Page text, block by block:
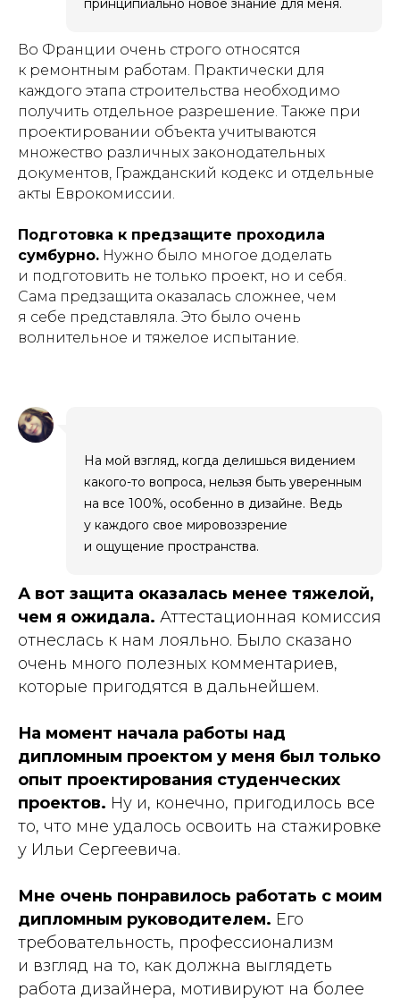
принципиально новое знание для меня.
Во Франции очень строго относятся
к ремонтным работам. Практически для
каждого этапа строительства необходимо
получить отдельное разрешение. Также при
проектировании объекта учитываются
множество различных законодательных
документов, Гражданский кодекс и отдельные
акты Еврокомиссии.
Подготовка к предзащите проходила
сумбурно. Нужно было многое доделать
и подготовить не только проект, но и себя.
Сама предзащита оказалась сложнее, чем
я себе представляла. Это было очень
волнительное и тяжелое испытание.
На мой взгляд, когда делишься видением
какого-то вопроса, нельзя быть уверенным
на все 100%, особенно в дизайне. Ведь
у каждого свое мировоззрение
и ощущение пространства.
А вот защита оказалась менее тяжелой,
чем я ожидала. Аттестационная комиссия
отнеслась к нам лояльно. Было сказано
очень много полезных комментариев,
которые пригодятся в дальнейшем.
На момент начала работы над
дипломным проектом у меня был только
опыт проектирования студенческих
проектов. Ну и, конечно, пригодилось все
то, что мне удалось освоить на стажировке
у Ильи Сергеевича.
Мне очень понравилось работать с моим
дипломным руководителем. Его
требовательность, профессионализм
и взгляд на то, как должна выглядеть
работа дизайнера, мотивируют на более